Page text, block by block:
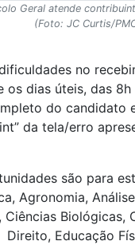
Geral atende
(Foto: JC Curtis/
no
os dias úteis, das
do candidato
da tela/erro
são para
Agronomia,
Biológicas,
Educação